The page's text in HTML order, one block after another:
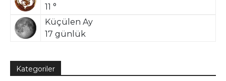
11 °
Küçülen Ay
17 günlük
Kategoriler